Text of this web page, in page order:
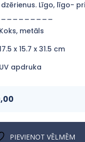
Līgo, līgo-
Koks, metāls
x 15.7 x 31.5 cm
UV apdruka
is:
€10,00.
PIEVIENOT VĒLMĒM